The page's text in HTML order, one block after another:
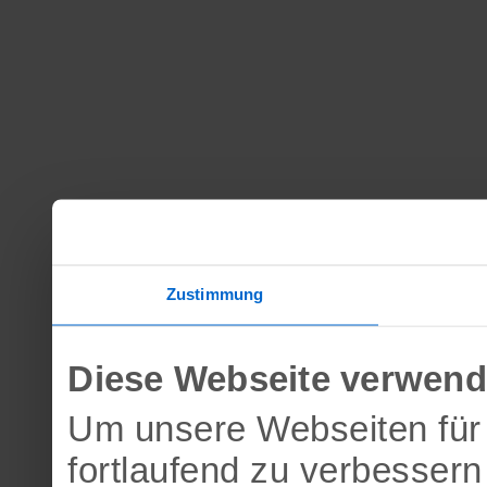
Zustimmung
Diese Webseite
Um unsere Webseiten
fortlaufend zu